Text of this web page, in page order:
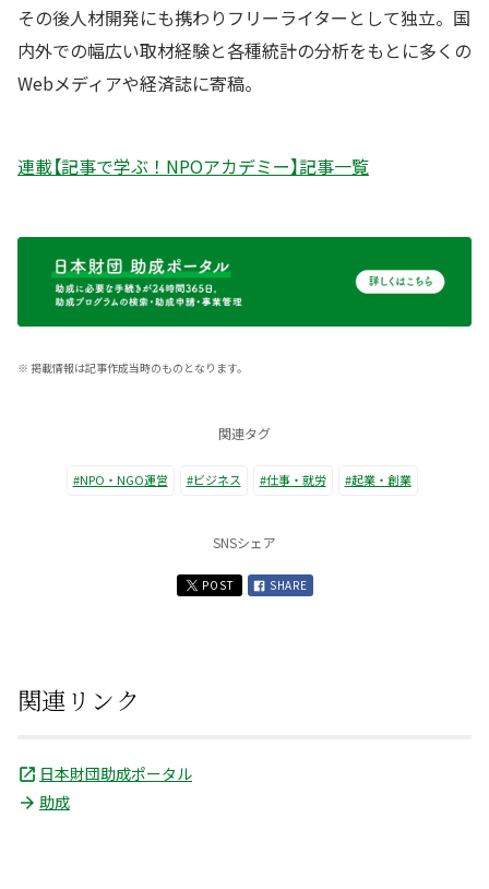
その後人材開発にも携わりフリーライターとして独立。国
内外での幅広い取材経験と各種統計の分析をもとに多くの
Webメディアや経済誌に寄稿。
連載【記事で学ぶ！NPOアカデミー】記事一覧
※ 掲載情報は記事作成当時のものとなります。
関連タグ
#NPO・NGO運営 #ビジネス #仕事・就労 #起業・創業
SNSシェア
POST SHARE
関連リンク
日本財団助成ポータル
助成